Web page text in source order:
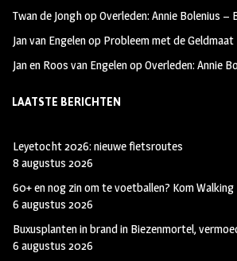
Twan de JonghopOverleden: Annie Bolenius –
Jan van Engelenop Probleem met de Geldmaat
Jan en Roos van EngelenopOverleden: Annie
LAATSTE BERICHTEN
Leyetocht 2026: nieuwe fietsroutes
8 augustus 2026
60+ en nog zin om te voetballen? Kom
6 augustus 2026
Buxusplanten in brand in Biezenmortel,
6 augustus 2026